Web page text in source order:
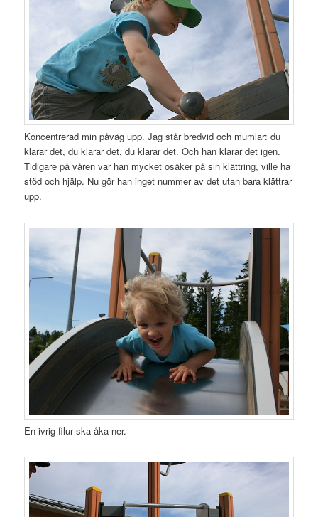
Koncentrerad min påväg upp. Jag står bredvid och mumlar: du
klarar det, du klarar det, du klarar det. Och han klarar det igen.
Tidigare på våren var han mycket osäker på sin klättring, ville ha
stöd och hjälp. Nu gör han inget nummer av det utan bara klättrar
upp.
En ivrig filur ska åka ner.